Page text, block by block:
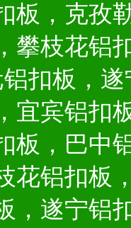
板，克孜
攀枝花铝
扣板，
宜宾铝扣
板，巴中
花铝扣板
，遂宁铝